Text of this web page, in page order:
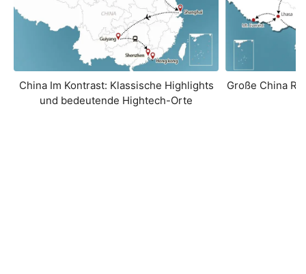
China Im Kontrast: Klassische Highlights
und bedeutende Hightech-Orte
Große China